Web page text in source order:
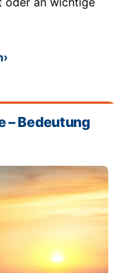
›
– Bedeutung